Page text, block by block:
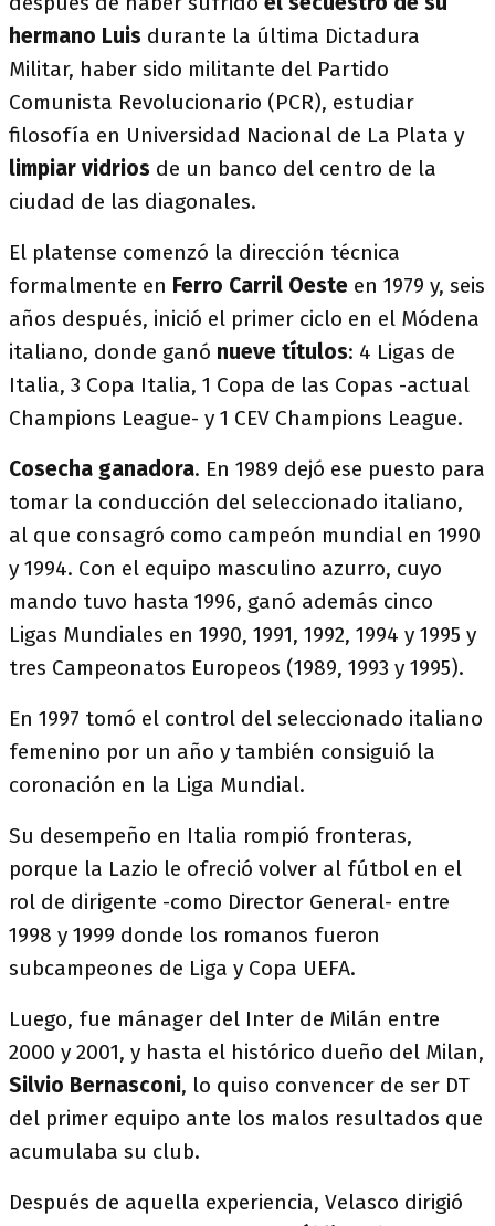
hermano Luis durante la última Dictadura
Militar, haber sido militante del Partido
Comunista Revolucionario (PCR), estudiar
filosofía en Universidad Nacional de La Plata y
limpiar vidrios de un banco del centro de la
ciudad de las diagonales.
El platense comenzó la dirección técnica
formalmente en Ferro Carril Oeste en 1979 y, seis
años después, inició el primer ciclo en el Módena
italiano, donde ganó nueve títulos: 4 Ligas de
Italia, 3 Copa Italia, 1 Copa de las Copas -actual
Champions League- y 1 CEV Champions League.
Cosecha ganadora. En 1989 dejó ese puesto para
tomar la conducción del seleccionado italiano,
al que consagró como campeón mundial en 1990
y 1994. Con el equipo masculino azurro, cuyo
mando tuvo hasta 1996, ganó además cinco
Ligas Mundiales en 1990, 1991, 1992, 1994 y 1995 y
tres Campeonatos Europeos (1989, 1993 y 1995).
En 1997 tomó el control del seleccionado italiano
femenino por un año y también consiguió la
coronación en la Liga Mundial.
Su desempeño en Italia rompió fronteras,
porque la Lazio le ofreció volver al fútbol en el
rol de dirigente -como Director General- entre
1998 y 1999 donde los romanos fueron
subcampeones de Liga y Copa UEFA.
Luego, fue mánager del Inter de Milán entre
2000 y 2001, y hasta el histórico dueño del Milan,
Silvio Bernasconi, lo quiso convencer de ser DT
del primer equipo ante los malos resultados que
acumulaba su club.
Después de aquella experiencia, Velasco dirigió